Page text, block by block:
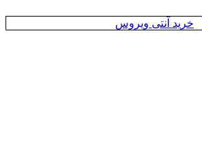
خرید آنتی ویروس